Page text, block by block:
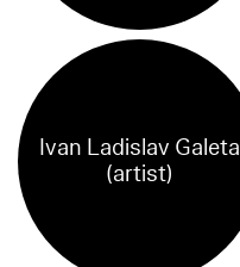
Ivan Ladislav Galeta
(artist)